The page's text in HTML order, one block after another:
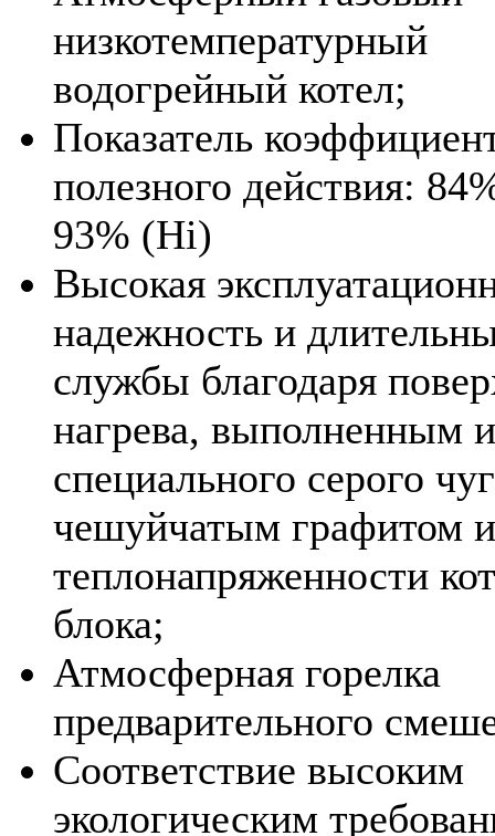
низкотемпературный
водогрейный котел;
Показатель
полезного действия:
93% (Hi)
Высокая
надежность и
службы благодаря
нагрева, выполненным
специального серого
чешуйчатым графитом
теплонапряженности
блока;
Атмосферная горелка
предварительного
Соответствие высоким
экологическим